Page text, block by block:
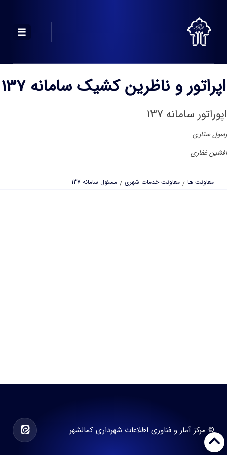
اپراتور و ناظرین کشیک سامانه 137
اپوراتور سامانه 137
رسول ستاری
افشین غفاری
معاونت ها معاونت خدمات شهری مسئول سامانه 137
© مرکز آمار و فناوری اطلاعات شهرداری کمالشهر